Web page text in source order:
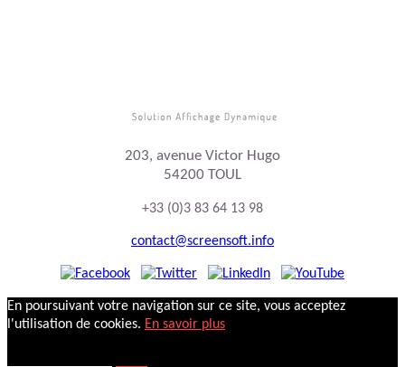
203, avenue Victor Hugo
54200 TOUL
+33 (0)3 83 64 13 98
contact@screensoft.info
En poursuivant votre navigation sur ce site, vous acceptez
l'utilisation de cookies. En savoir plus